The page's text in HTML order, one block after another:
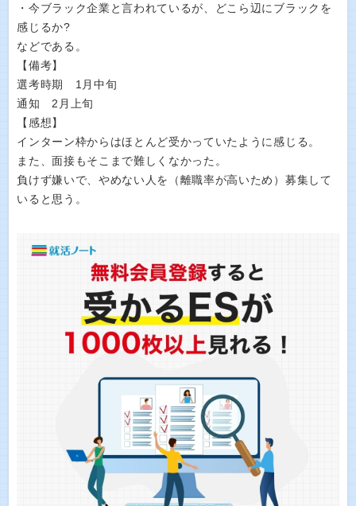
・今ブラック企業と言われているが、どこら辺にブラックを
感じるか?
などである。
【備考】
選考時期 1月中旬
通知 2月上旬
【感想】
インターン枠からはほとんど受かっていたように感じる。
また、面接もそこまで難しくなかった。
負けず嫌いで、やめない人を（離職率が高いため）募集して
いると思う。